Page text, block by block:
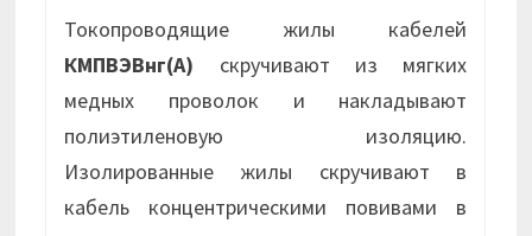
Токопроводящие жилы кабелей
КМПВЭВнг(А) скручивают из мягких
медных проволок и накладывают
полиэтиленовую изоляцию.
Изолированные жилы скручивают в
кабель концентрическими повивами в